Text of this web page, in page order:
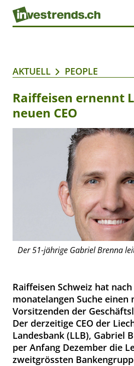
AKTUELL PEOPLE
Raiffeisen ernennt
neuen CEO
Der 51-jährige Gabriel Brenna
Raiffeisen Schweiz hat
monatelangen Suche einen
Vorsitzenden der
Der derzeitige CEO der
Landesbank (LLB), Gabriel
per Anfang Dezember die
zweitgrössten